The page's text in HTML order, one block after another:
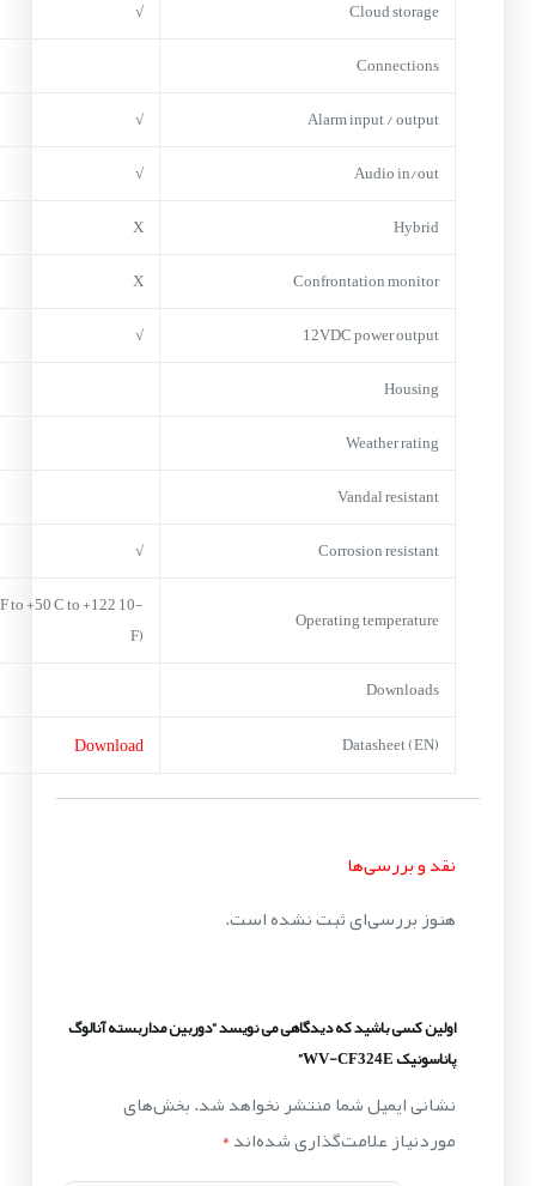
Cloud storage
√
Connections
Alarm input / output
√
Audio in/out
√
Hybrid
X
Confrontation monitor
X
12VDC power output
√
Housing
Weather rating
Vandal resistant
Corrosion resistant
√
Operating temperature
F to +50 C to +122
F)
Downloads
Datasheet (EN)
Download
نقد و بررسی‌ها
هنوز بررسی‌ای ثبت نشده است.
اولین کسی باشید که دیدگاهی می نویسد “دوربین مداربسته آنالوگ
پاناسونیک WV-CF324E”
نشانی ایمیل شما منتشر نخواهد شد.بخش‌های
موردنیاز علامت‌گذاری شده‌اند*